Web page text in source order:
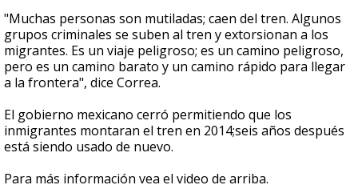
"Muchas personas son mutiladas; caen del tren. Algunos
grupos criminales se suben al tren y extorsionan a los
migrantes. Es un viaje peligroso; es un camino peligroso,
pero es un camino barato y un camino rápido para llegar
a la frontera", dice Correa.
El gobierno mexicano cerró permitiendo que los
inmigrantes montaran el tren en 2014;seis años después
está siendo usado de nuevo.
Para más información vea el video de arriba.